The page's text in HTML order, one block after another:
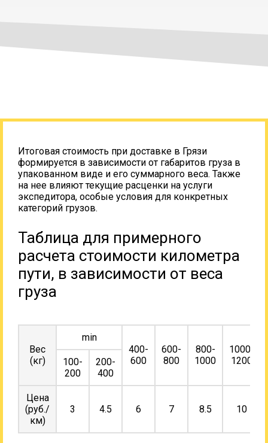
Итоговая стоимость при доставке в Грязи
формируется в зависимости от габаритов груза в
упакованном виде и его суммарного веса. Также
на нее влияют текущие расценки на услуги
экспедитора, особые условия для конкретных
категорий грузов.
Таблица для примерного
расчета стоимости километра
пути, в зависимости от веса
груза
Вес
(кг)
min
400-
600
600-
800
800-
1000
1000-
1200
100-
200
200-
400
Цена
(руб./
км)
3 4.5 6 7 8.5 10